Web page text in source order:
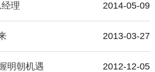
2014-05-09
理
2013-03-27
2012-12-05
明朝机遇